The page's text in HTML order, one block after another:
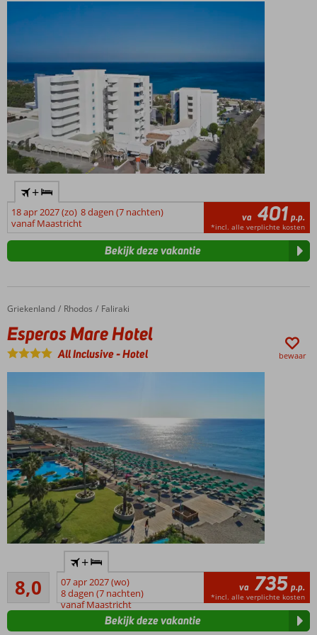
Baai
Zwembad
km van
de
bruisende
badplaats
Faliraki
+
18 apr 2027 (zo) 8 dagen (7 nachten)
vanaf Maastricht
va 401 p.p.
*incl. alle verplichte kosten
Bekijk deze vakantie
Home
Griekenland Rhodos Faliraki
Esperos Mare Hotel
Esperos Mare Hotel
All Inclusive-Hotel bewaar
Direct aan
het
privéstrand
Lazy
8,0
Zeer goed
3
beoordelingen
+
07 apr 2027 (wo)
8 dagen (7 nachten)
vanaf Maastricht
va 735 p.p.
*incl. alle verplichte kosten
Bekijk deze vakantie